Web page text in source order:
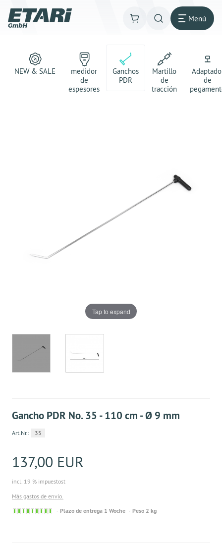
Menú
NEW & SALE
medidor
de
espesores
Ganchos
PDR
Martillo
de
tracción
de
Tap to expand
Gancho PDR No. 35 - 110 cm - Ø 9 mm
Art.Nr.: 35
137,00 EUR
incl. 19 % impuestost
Más gastos de envío.
Sofort
Plazo de entrega 1 Woche Peso 2 kg